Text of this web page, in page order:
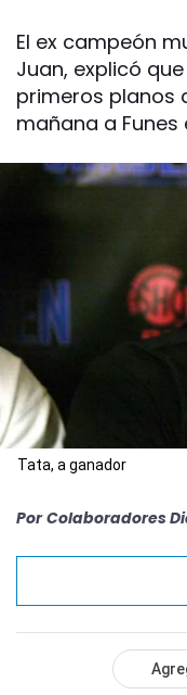
El ex campeón
Juan, explicó
primeros planos
mañana a Funes
Tata, a ganador
Por Colaboradores